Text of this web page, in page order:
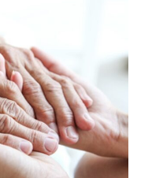
und
im